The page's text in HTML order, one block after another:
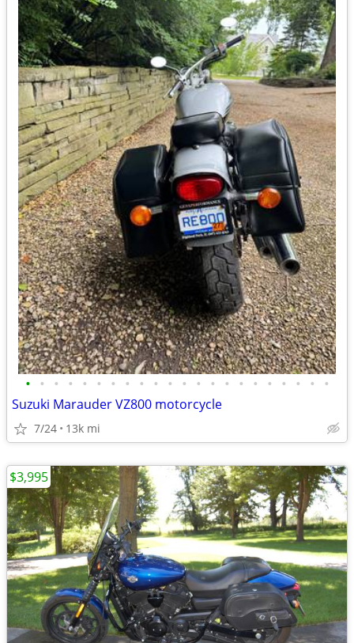
• • • • • • • • • • • • • • • • • • • • • •
Suzuki Marauder VZ800 motorcycle
7/24 13k mi
$3,995